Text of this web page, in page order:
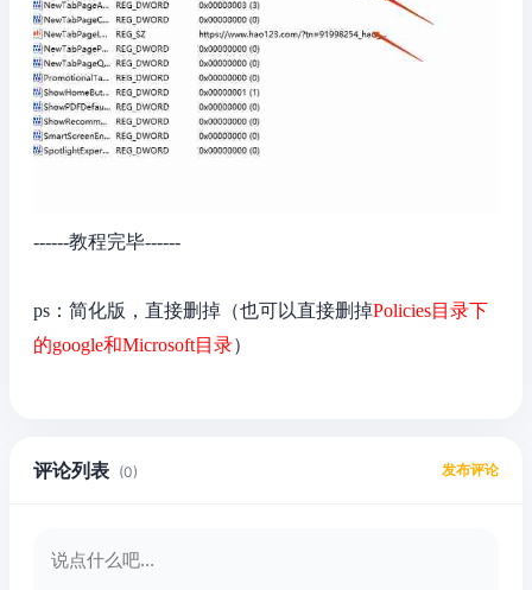
------教程完毕------
ps：简化版，直接删掉 （也可以直接删掉Policies目录下
的google和Microsoft目录）
评论列表 (0) 发布评论